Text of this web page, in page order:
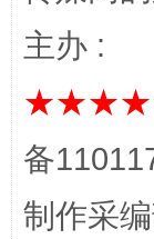
主办 :
备
制作采